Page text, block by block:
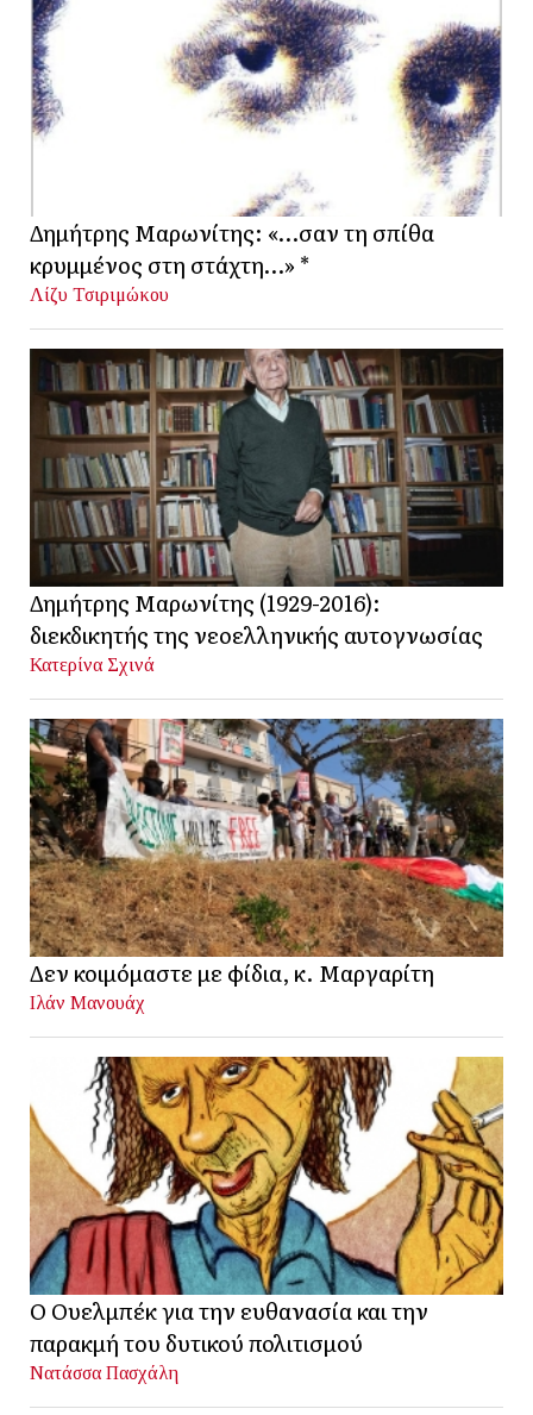
Δημήτρης Μαρωνίτης: «…σαν τη σπίθα
κρυμμένος στη στάχτη…» *
Λίζυ Τσιριμώκου
Δημήτρης Μαρωνίτης (1929-2016):
διεκδικητής της νεοελληνικής αυτογνωσίας
Κατερίνα Σχινά
Δεν κοιμόμαστε με φίδια, κ. Μαργαρίτη
Ιλάν Μανουάχ
Ο Ουελμπέκ για την ευθανασία και την
παρακμή του δυτικού πολιτισμού
Νατάσσα Πασχάλη